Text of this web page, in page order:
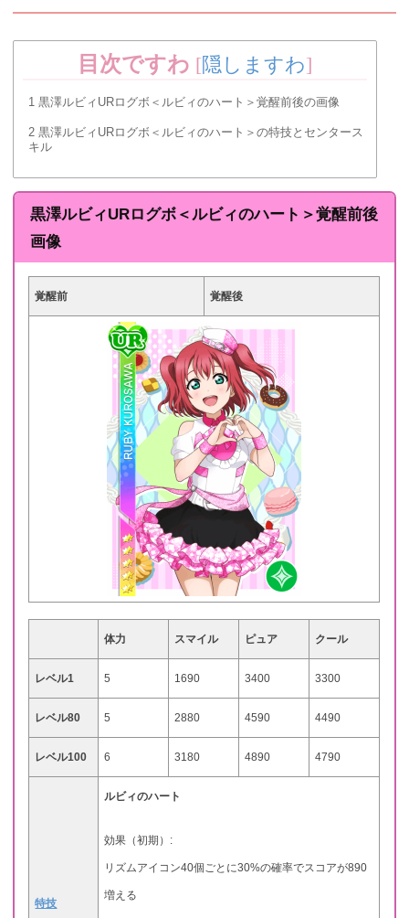
目次ですわ [隠しますわ]
1 黒澤ルビィURログボ＜ルビィのハート＞覚醒前後の画像
2 黒澤ルビィURログボ＜ルビィのハート＞の特技とセンタース
キル
黒澤ルビィURログボ＜ルビィのハート＞覚醒前後
画像
覚醒前 覚醒後
体力 スマイル ピュア クール
レベル1 5 1690 3400 3300
レベル80 5 2880 4590 4490
レベル100 6 3180 4890 4790
特技
ルビィのハート
効果（初期）:
リズムアイコン40個ごとに30%の確率でスコアが890
増える